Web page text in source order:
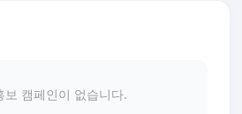
보 캠페인이 없습니다.